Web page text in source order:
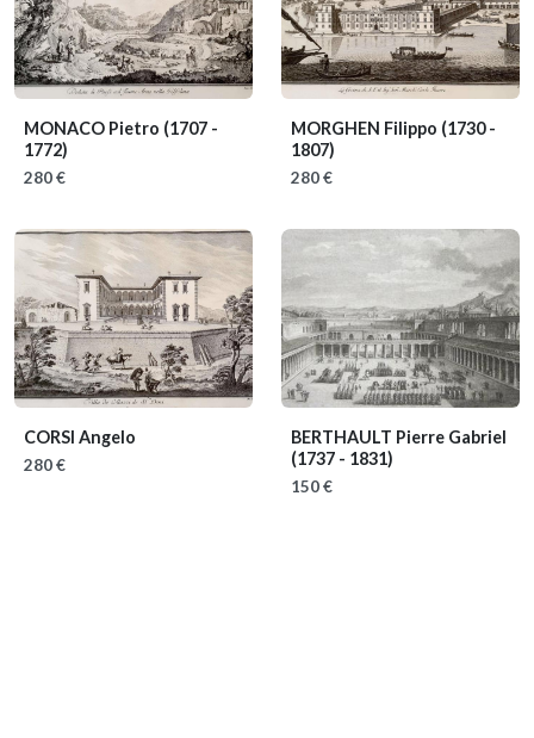
MONACO Pietro (1707 -
1772)
280 €
MORGHEN Filippo (1730 -
1807)
280 €
CORSI Angelo
280 €
BERTHAULT Pierre Gabriel
(1737 - 1831)
150 €